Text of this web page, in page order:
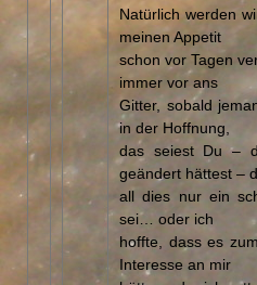
Natürlich werden
meinen Appetit
schon vor Tagen
immer vor ans
Gitter, sobald
in der Hoffnung,
das seiest Du –
geändert hättest –
all dies nur ein
sei… oder ich
hoffte, dass es
Interesse an mir